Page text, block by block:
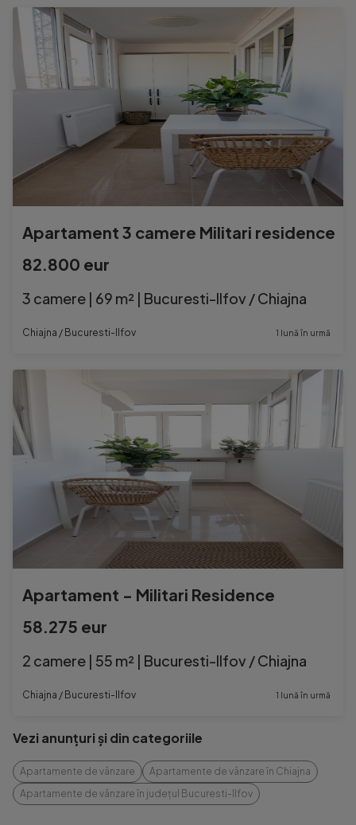
Apartament 3 camere Militari residence
82.800 eur
3 camere | 69 m² | Bucuresti-Ilfov / Chiajna
Chiajna / Bucuresti-Ilfov 1 lună în urmă
Apartament - Militari Residence
58.275 eur
2 camere | 55 m² | Bucuresti-Ilfov / Chiajna
Chiajna / Bucuresti-Ilfov 1 lună în urmă
Vezi anunțuri și din categoriile
Apartamente de vânzare
Apartamente de vânzare în Chiajna
Apartamente de vânzare în județul Bucuresti-Ilfov